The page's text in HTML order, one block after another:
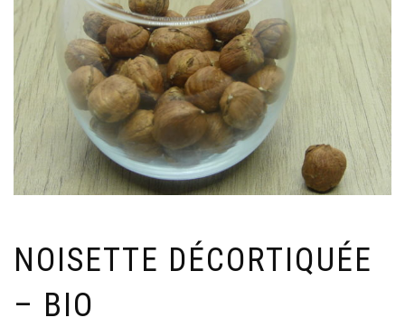
NOISETTE DÉCORTIQUÉE
– BIO